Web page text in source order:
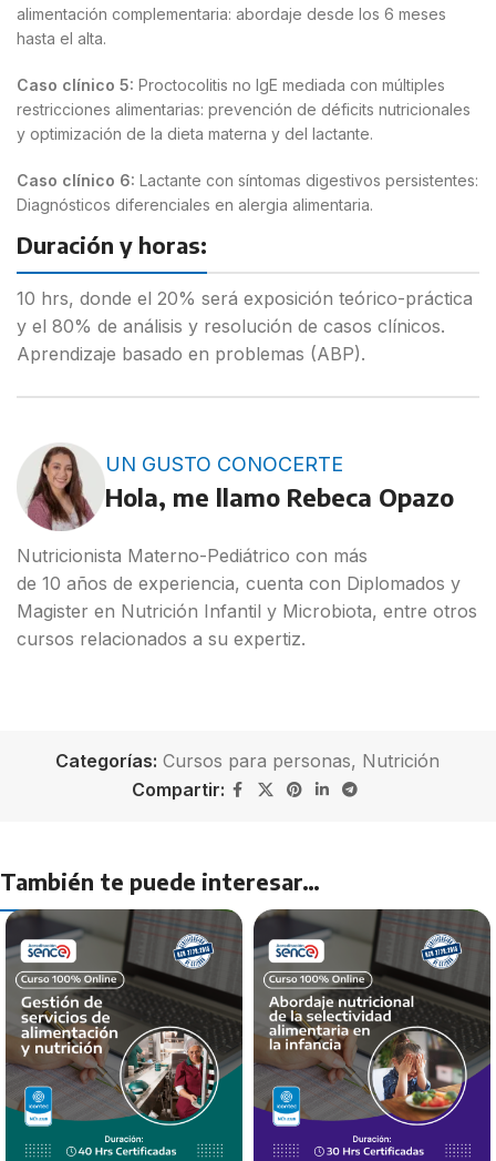
alimentación complementaria: abordaje desde los 6 meses
hasta el alta.
Caso clínico 5: Proctocolitis no IgE mediada con múltiples
restricciones alimentarias: prevención de déficits nutricionales
y optimización de la dieta materna y del lactante.
Caso clínico 6: Lactante con síntomas digestivos persistentes:
Diagnósticos diferenciales en alergia alimentaria.
Duración y horas:
10 hrs, donde el 20% será exposición teórico-práctica
y el 80% de análisis y resolución de casos clínicos.
Aprendizaje basado en problemas (ABP).
UN GUSTO CONOCERTE
Hola, me llamo Rebeca Opazo
Nutricionista Materno-Pediátrico con más
de 10 años de experiencia, cuenta con Diplomados y
Magister en Nutrición Infantil y Microbiota, entre otros
cursos relacionados a su expertiz.
Categorías: Cursos para personas, Nutrición
Compartir:
También te puede interesar…